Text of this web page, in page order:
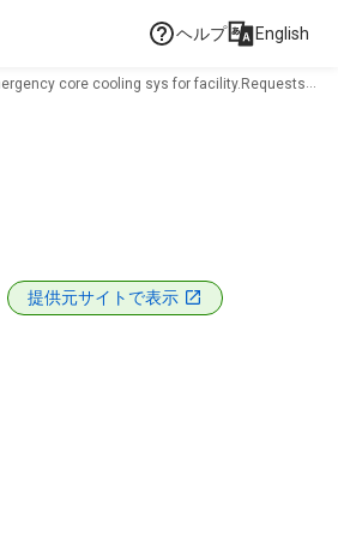
ヘルプ English
core cooling sys for facility.Requests
提供元サイトで表示